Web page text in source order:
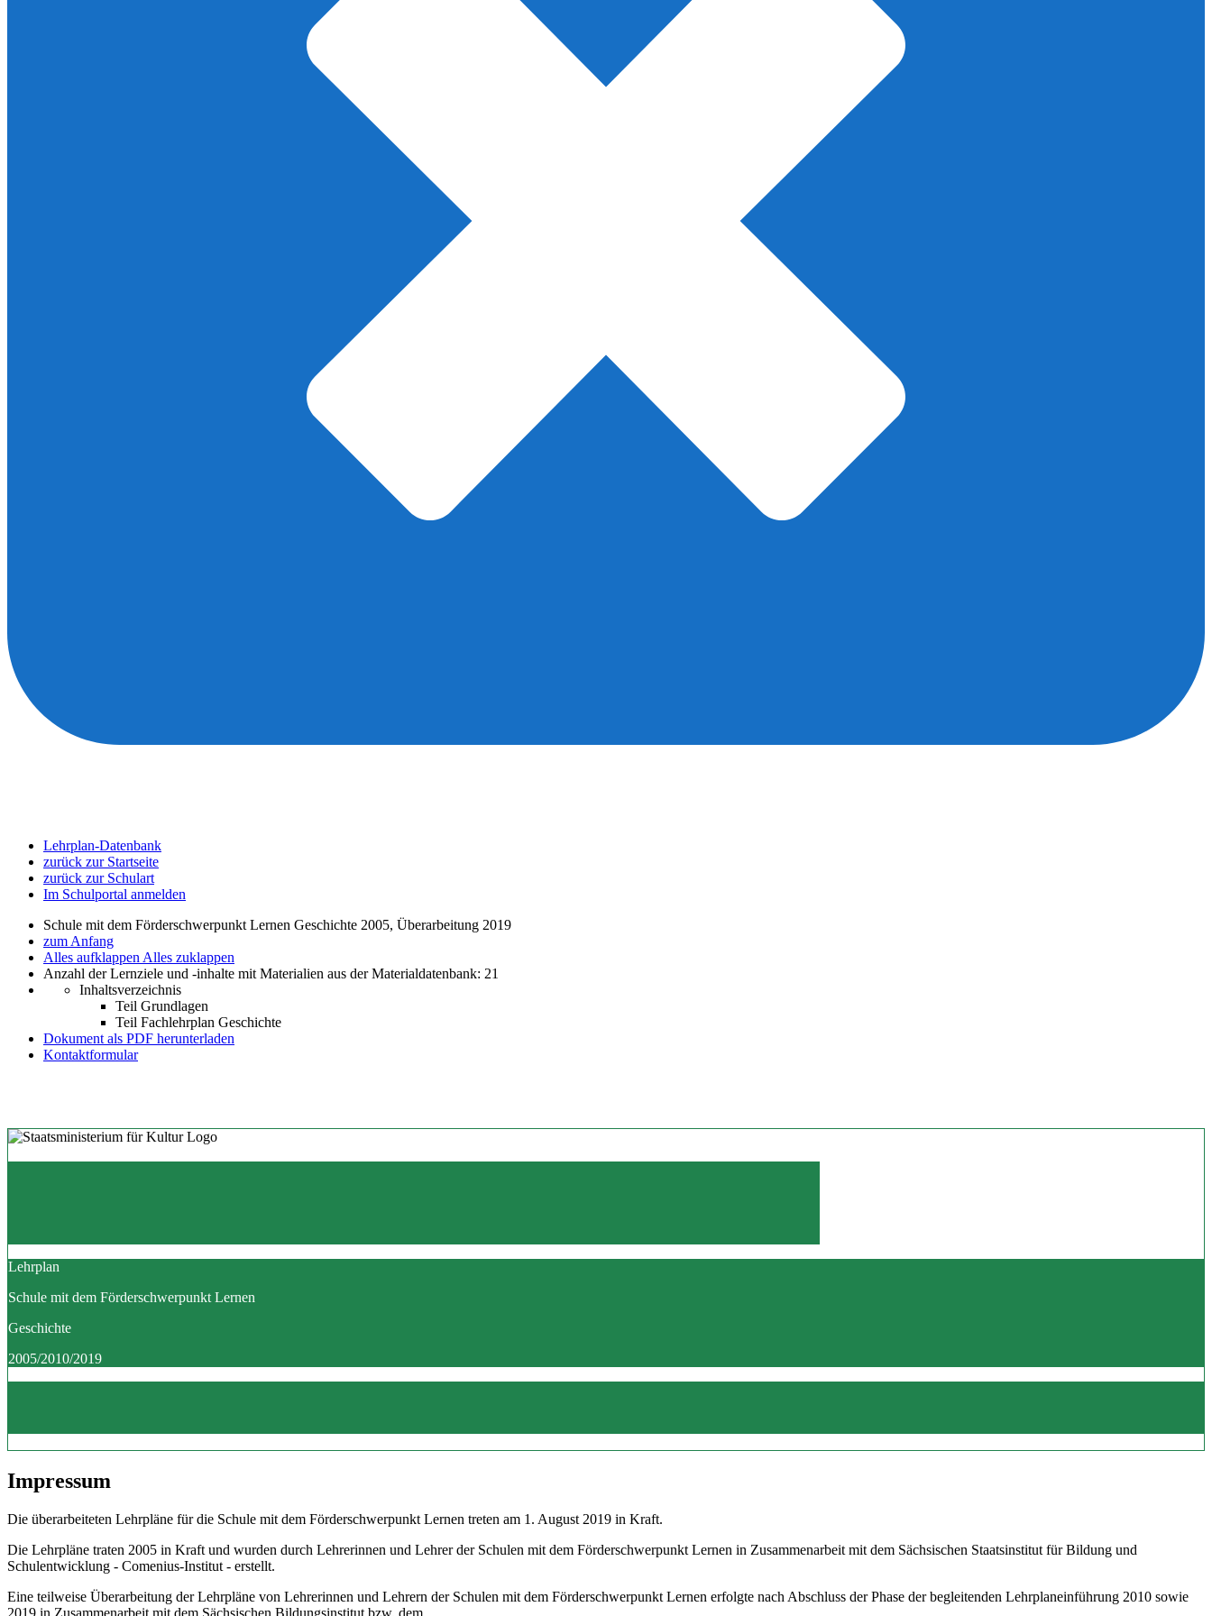
Lehrplan-Datenbank
zurück zur Startseite
zurück zur Schulart
Im Schulportal anmelden
Schule mit dem Förderschwerpunkt Lernen Geschichte 2005, Überarbeitung 2019
zum Anfang
Alles aufklappen Alles zuklappen
Anzahl der Lernziele und -inhalte mit Materialien aus der Materialdatenbank: 21
Inhaltsverzeichnis
Teil Grundlagen
Teil Fachlehrplan Geschichte
Dokument als PDF herunterladen
Kontaktformular
Lehrplan
Schule mit dem Förderschwerpunkt Lernen
Geschichte
2005/2010/2019
Impressum
Die überarbeiteten Lehrpläne für die Schule mit dem Förderschwerpunkt Lernen treten am 1. August 2019 in Kraft.
Die Lehrpläne traten 2005 in Kraft und wurden durch Lehrerinnen und Lehrer der Schulen mit dem Förderschwerpunkt Lernen in Zusammenarbeit mit dem Sächsischen Staatsinstitut für Bildung und
Schulentwicklung - Comenius-Institut - erstellt.
Eine teilweise Überarbeitung der Lehrpläne von Lehrerinnen und Lehrern der Schulen mit dem Förderschwerpunkt Lernen erfolgte nach Abschluss der Phase der begleitenden Lehrplaneinführung 2010 sowie
2019 in Zusammenarbeit mit dem Sächsischen Bildungsinstitut bzw. dem